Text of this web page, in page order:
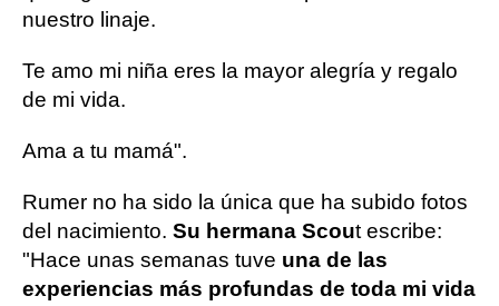
nuestro linaje.
Te amo mi niña eres la mayor alegría y regalo
de mi vida.
Ama a tu mamá".
Rumer no ha sido la única que ha subido fotos
del nacimiento. Su hermana Scout escribe:
"Hace unas semanas tuve una de las
experiencias más profundas de toda mi vida